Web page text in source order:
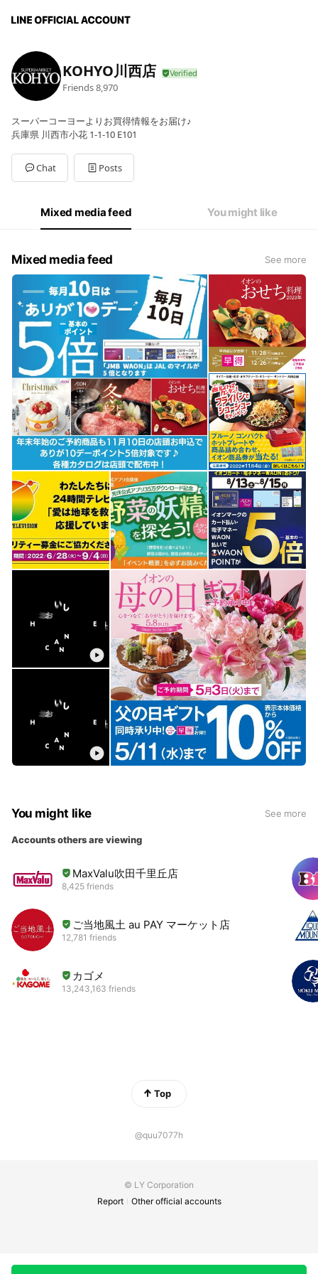
KOHYO川西店
Friends8,970
スーパーコーヨーよりお買得情報をお届け♪
兵庫県 川西市小花 1-1-10 E101
Chat Posts
Mixed media feed You might like
Mixed media feed See more
You might like See more
Accounts others are viewing
MaxValu吹田千里丘店
8,425 friends
ご当地風土 au PAY マーケット店
12,781 friends
カゴメ
13,243,163 friends
Top
@quu7077h
© LY Corporation
Report
Other official accounts